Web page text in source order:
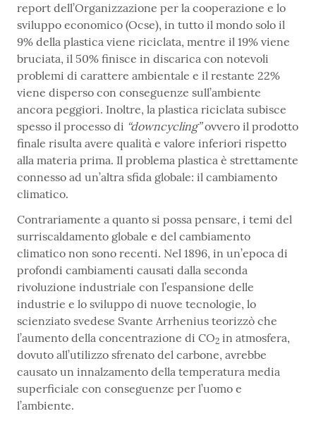
report dell’Organizzazione per la cooperazione e lo
sviluppo economico (Ocse), in tutto il mondo solo il
9% della plastica viene riciclata, mentre il 19% viene
bruciata, il 50% finisce in discarica con notevoli
problemi di carattere ambientale e il restante 22%
viene disperso con conseguenze sull’ambiente
ancora peggiori. Inoltre, la plastica riciclata subisce
spesso il processo di “downcycling”ovvero il prodotto
finale risulta avere qualità e valore inferiori rispetto
alla materia prima. Il problema plastica è strettamente
connesso ad un’altra sfida globale: il cambiamento
climatico.
Contrariamente a quanto si possa pensare, i temi del
surriscaldamento globale e del cambiamento
climatico non sono recenti. Nel 1896, in un’epoca di
profondi cambiamenti causati dalla seconda
rivoluzione industriale con l’espansione delle
industrie e lo sviluppo di nuove tecnologie, lo
scienziato svedese Svante Arrhenius teorizzò che
l’aumento della concentrazione di CO2 in atmosfera,
dovuto all’utilizzo sfrenato del carbone, avrebbe
causato un innalzamento della temperatura media
superficiale con conseguenze per l’uomo e
l’ambiente.